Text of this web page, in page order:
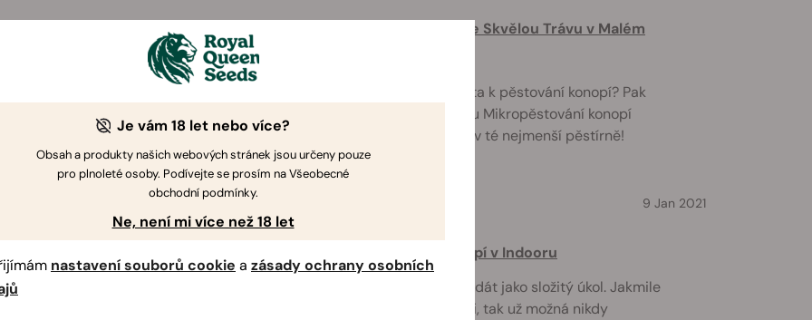
647
Mikropěstování Konopí: Vypěstujte Skvělou Trávu v Malém
Prostoru
Obáváte se, že nemáte dostatek místa k pěstování konopí? Pak
přestaňte mít strach! S naší příručkou Mikropěstování konopí
dovedete vypěstovat skvělou trávu i v té nejmenší pěstírně!
...
9 Jan 2021
Kompletní Přehled Pěstování Konopí v Indooru
Pěstování konopí v indooru se může zdát jako složitý úkol. Jakmile
si však vyvinete potřebné schopnosti, tak už možná nikdy
Je vám 18 let nebo více?
Obsah a produkty našich webových stránek jsou určeny pouze
pro plnoleté osoby. Podívejte se prosím na Všeobecné
obchodní podmínky.
Ne, není mi více než 18 let
nastavení souborů cookie a zásady ochrany osobních